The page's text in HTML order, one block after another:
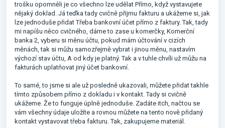
trošku opomněli je co všechno lze udělat Přímo, když vystavujete
nějaký doklad. Já teďka tady cvičně přijmu fakturu a ukážeme si, jak
lze jednoduše přidat Třeba bankovní účet přímo z faktury. Tak, tady
mi napíšu něco cvičného, dáme to zase u komerčky, Komerční
banka 2, vyberu si měnu účtu, pokud mám účtování v cizích
měnách, tak si můžu samozřejmě vybrat i jinou měnu, nastavím
výchozí stav účtu, A od kdy je platný. Tak a v tuhle chvíli už můžu na
fakturách uplatňovat jiný účet bankovní.
To samé, to jsme si ale už posledně ukazovali, můžete přidat takhle
tímto způsobem přímo z dokladu i v kontakt. Tady si cvičně
ukážeme. Že to funguje úplně jednoduše. Zadáte itch, načtou se
vám všechny údaje uložíte a rovnou můžete na tento nově přidaný
kontakt vystavovat třeba fakturu. Tak, zakupujeme materiál.